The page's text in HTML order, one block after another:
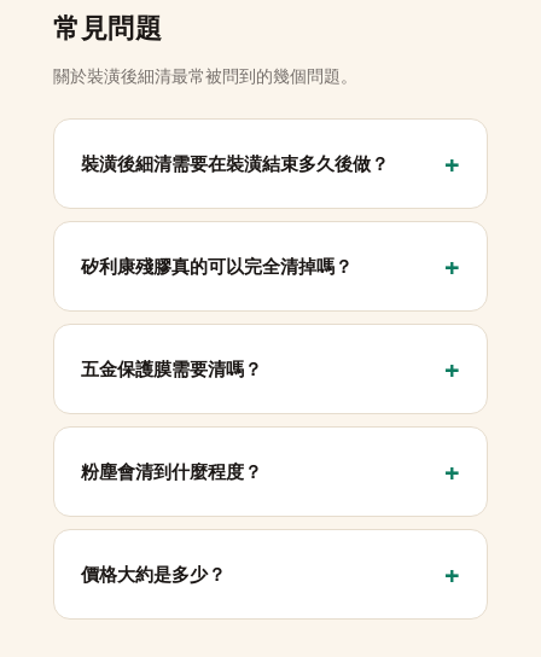
常見問題
關於裝潢後細清最常被問到的幾個問題。
裝潢後細清需要在裝潢結束多久後做？
矽利康殘膠真的可以完全清掉嗎？
五金保護膜需要清嗎？
粉塵會清到什麼程度？
價格大約是多少？